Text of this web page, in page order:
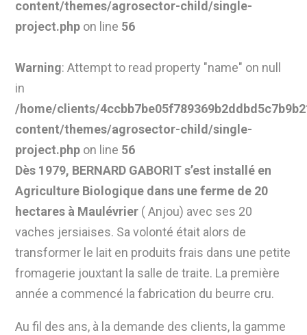
content/themes/agrosector-child/single-
project.php on line 56
Warning: Attempt to read property "name" on null
in
/home/clients/
content/themes/agrosector-child/single-
project.php on line 56
Dès 1979, BERNARD GABORIT s’est installé en
Agriculture Biologique dans une ferme de 20
hectares à Maulévrier ( Anjou) avec ses 20
vaches jersiaises. Sa volonté était alors de
transformer le lait en produits frais dans une petite
fromagerie jouxtant la salle de traite. La première
année a commencé la fabrication du beurre cru.
Au fil des ans, à la demande des clients, la gamme